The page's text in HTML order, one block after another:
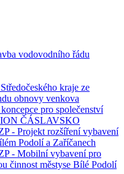
vodovodního řádu
kraje ze
obnovy venkova
pro společenství
ČÁSLAVSKO
- Projekt rozšíření vybavení
Podolí a Zaříčanech
- Mobilní vybavení pro
činnost městyse Bílé Podolí